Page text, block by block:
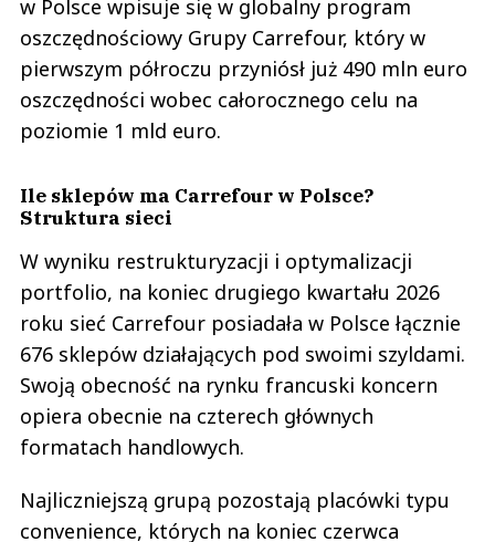
w Polsce wpisuje się w globalny program
oszczędnościowy Grupy Carrefour, który w
pierwszym półroczu przyniósł już 490 mln euro
oszczędności wobec całorocznego celu na
poziomie 1 mld euro.
Ile sklepów ma Carrefour w Polsce?
Struktura sieci
W wyniku restrukturyzacji i optymalizacji
portfolio, na koniec drugiego kwartału 2026
roku sieć Carrefour posiadała w Polsce łącznie
676 sklepów działających pod swoimi szyldami.
Swoją obecność na rynku francuski koncern
opiera obecnie na czterech głównych
formatach handlowych.
Najliczniejszą grupą pozostają placówki typu
convenience, których na koniec czerwca